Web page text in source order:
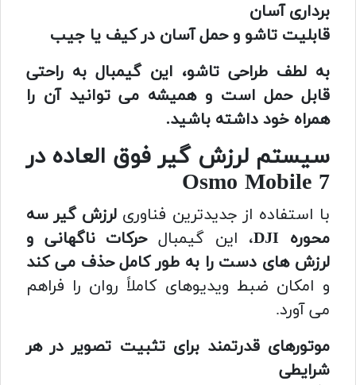
برداری آسان
قابلیت تاشو و حمل آسان در کیف یا جیب
به لطف طراحی تاشو، این گیمبال به راحتی
قابل حمل است و همیشه می توانید آن را
همراه خود داشته باشید.
سیستم لرزش گیر فوق العاده در
Osmo Mobile 7
با استفاده از جدیدترین فناوری لرزش گیر سه
محوره DJI
، این گیمبالحرکات ناگهانی و
لرزش های دست را به طور کامل حذف می کند
و امکان ضبط ویدیوهای کاملاً روان را فراهم
می آورد.
موتورهای قدرتمند برای تثبیت تصویر در هر
شرایطی